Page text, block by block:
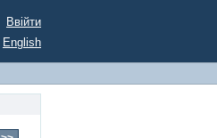
Ввійти
English